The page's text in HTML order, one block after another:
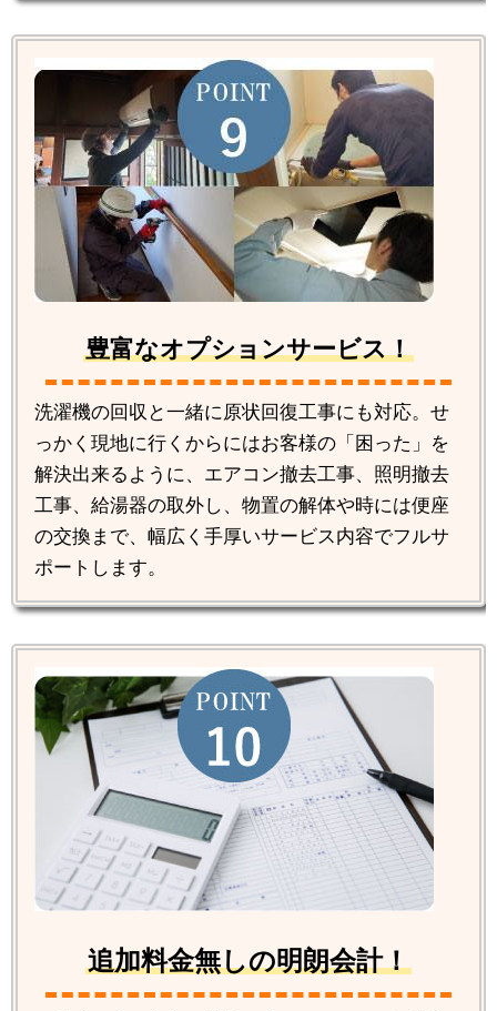
豊富なオプションサービス！
洗濯機の回収と一緒に原状回復工事にも対応。せ
っかく現地に行くからにはお客様の「困った」を
解決出来るように、エアコン撤去工事、照明撤去
工事、給湯器の取外し、物置の解体や時には便座
の交換まで、幅広く手厚いサービス内容でフルサ
ポートします。
追加料金無しの明朗会計！